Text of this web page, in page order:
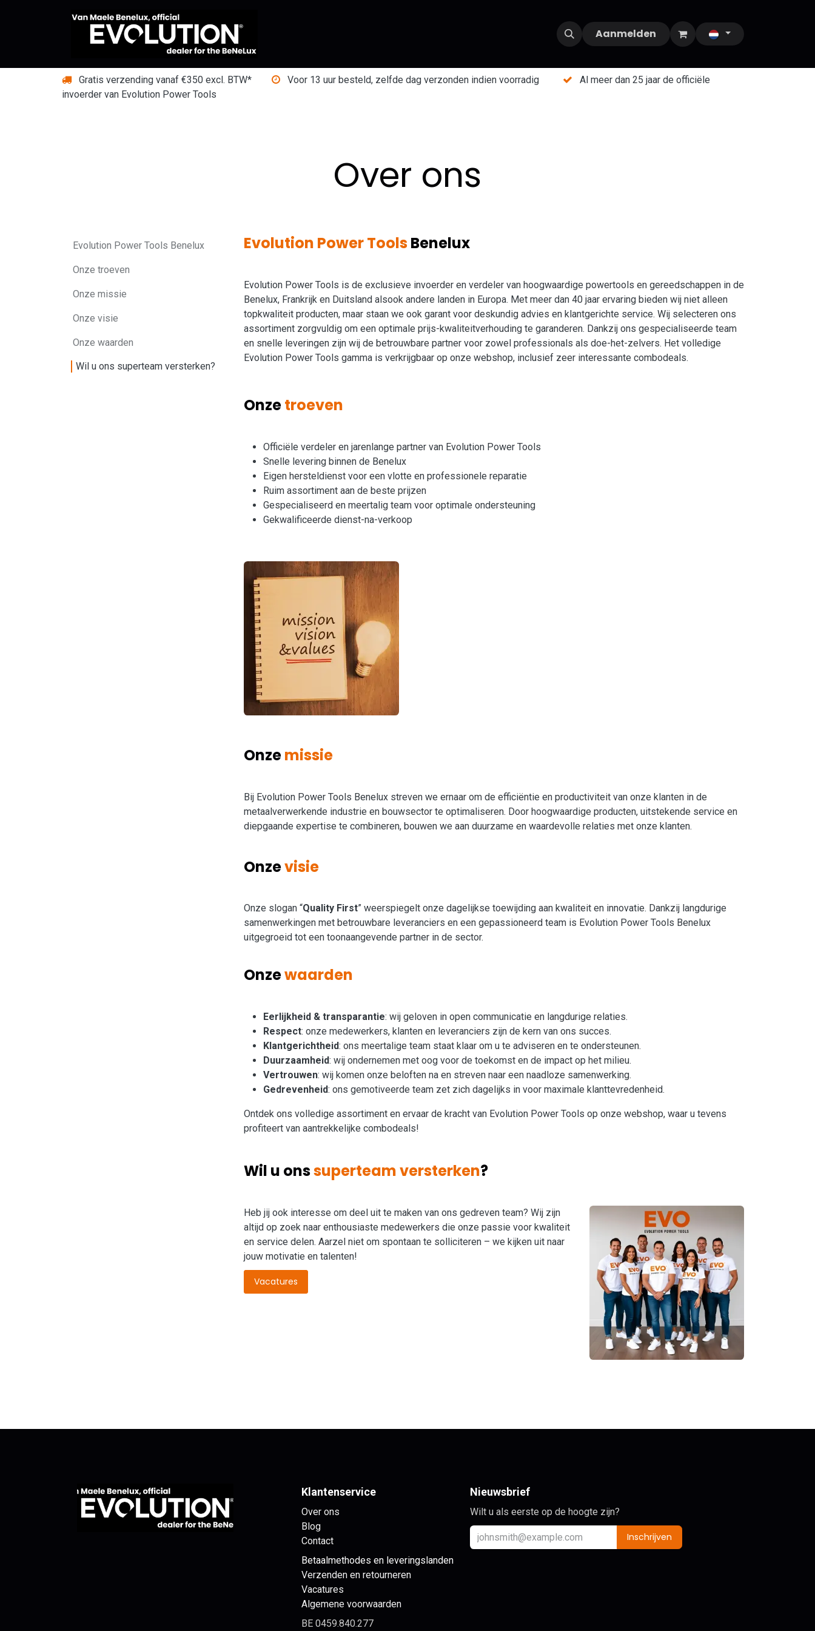
Aanmelden
Gratis verzending vanaf €350 excl. BTW* Voor 13 uur besteld, zelfde dag verzonden indien voorradig
Al meer dan 25 jaar de officiële
invoerder van Evolution Power Tools
Over ons
Evolution Power Tools Benelux
Onze troeven
Onze missie
Onze visie
Onze waarden
Wil u ons superteam versterken?
Evolution Power ToolsBenelux
Evolution Power Tools is de exclusieve invoerder en verdeler van hoogwaardige powertools en gereedschappen in de
Benelux, Frankrijk en Duitsland alsook andere landen in Europa. Met meer dan 40 jaar ervaring bieden wij niet alleen
topkwaliteit producten, maar staan we ook garant voor deskundig advies en klantgerichte service. Wij selecteren ons
assortiment zorgvuldig om een optimale prijs-kwaliteitverhouding te garanderen. Dankzij ons gespecialiseerde team
en snelle leveringen zijn wij de betrouwbare partner voor zowel professionals als doe-het-zelvers. Het volledige
Evolution Power Tools gamma is verkrijgbaar op onze webshop, inclusief zeer interessante combodeals.
Onzetroeven
Officiële verdeler en jarenlange partner van Evolution Power Tools
Snelle levering binnen de Benelux
Eigen hersteldienst voor een vlotte en professionele reparatie
Ruim assortiment aan de beste prijzen
Gespecialiseerd en meertalig team voor optimale ondersteuning
Gekwalificeerde dienst-na-verkoop
Onzemissie
Bij Evolution Power Tools Benelux streven we ernaar om de efficiëntie en productiviteit van onze klanten in de
metaalverwerkende industrie en bouwsector te optimaliseren. Door hoogwaardige producten, uitstekende service en
diepgaande expertise te combineren, bouwen we aan duurzame en waardevolle relaties met onze klanten.
Onzevisie
Onze slogan “Quality First” weerspiegelt onze dagelijkse toewijding aan kwaliteit en innovatie. Dankzij langdurige
samenwerkingen met betrouwbare leveranciers en een gepassioneerd team is Evolution Power Tools Benelux
uitgegroeid tot een toonaangevende partner in de sector.
Onzewaarden
Eerlijkheid & transparantie: wij geloven in open communicatie en langdurige relaties.
Respect: onze medewerkers, klanten en leveranciers zijn de kern van ons succes.
Klantgerichtheid: ons meertalige team staat klaar om u te adviseren en te ondersteunen.
Duurzaamheid: wij ondernemen met oog voor de toekomst en de impact op het milieu.
Vertrouwen: wij komen onze beloften na en streven naar een naadloze samenwerking.
Gedrevenheid: ons gemotiveerde team zet zich dagelijks in voor maximale klanttevredenheid.
Ontdek ons volledige assortiment en ervaar de kracht van Evolution Power Tools op onze webshop, waar u tevens
profiteert van aantrekkelijke combodeals!
Wil u onssuperteam versterken?
Heb jij ook interesse om deel uit te maken van ons gedreven team? Wij zijn
altijd op zoek naar enthousiaste medewerkers die onze passie voor kwaliteit
en service delen. Aarzel niet om spontaan te solliciteren – we kijken uit naar
jouw motivatie en talenten!
Vacatures
Nieuwsbrief
Wilt u als eerste op de hoogte zijn?
Inschrijven
Klantenservice
Over ons
Blog
Contact
Betaalmethodes en leveringslanden
Verzenden en retourneren
Vacatures
Algemene voorwaarden
BE 0459.840.277